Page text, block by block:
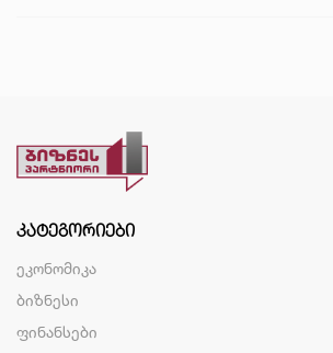
ᲙᲐᲢᲔᲒᲝᲠᲘᲔᲑᲘ
ეკონომიკა
ბიზნესი
ფინანსები